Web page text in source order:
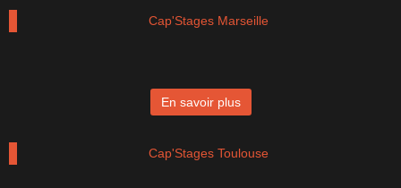
Cap'Stages Marseille
En savoir plus
Cap'Stages Toulouse